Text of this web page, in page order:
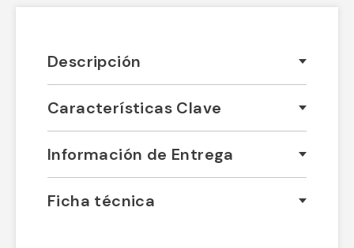
Descripción
Características Clave
Información de Entrega
Ficha técnica